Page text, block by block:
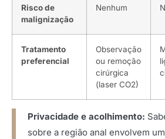
Risco de
malignização
Nenhum
Tratamento
preferencial
Observação
ou remoção
cirúrgica
(laser CO2)
Privacidade e acolhimento:
sobre a região anal envolvem